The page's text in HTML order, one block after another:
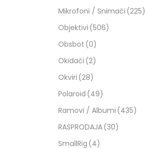
Mikrofoni / Snimači (225)
Objektivi (506)
Obsbot (0)
Okidači (2)
Okviri (28)
Polaroid (49)
Ramovi / Albumi (435)
RASPRODAJA(30)
SmallRig (4)